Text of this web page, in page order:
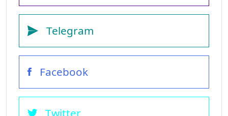
Telegram
Facebook
Twitter